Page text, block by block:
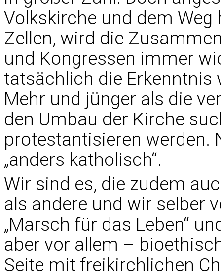
Volkskirche und dem
Zellen, wird die
und Kongressen immer
tatsächlich die Erkenntnis
Mehr und jünger als die
den Umbau der Kirche
protestantisieren werden.
„anders katholisch“.
Wir sind es, die zudem
als andere und wir selber
„Marsch für das Leben“
aber vor allem –
Seite mit freikirchlichen